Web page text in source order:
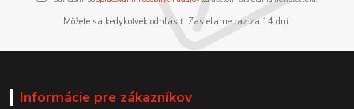
Môžete sa kedykoľvek odhlásiť. Zasielame raz za 14 dní.
Informácie pre zákazníkov